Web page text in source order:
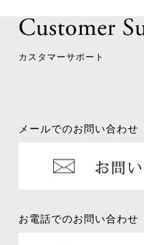
カスタマーサポート
メールでのお問い合わせ
お電話でのお問い合わせ